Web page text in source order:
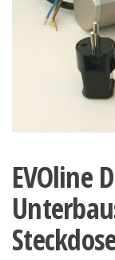
EVOline